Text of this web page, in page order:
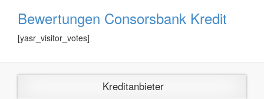
Bewertungen Consorsbank Kredit
[yasr_visitor_votes]
Kreditanbieter